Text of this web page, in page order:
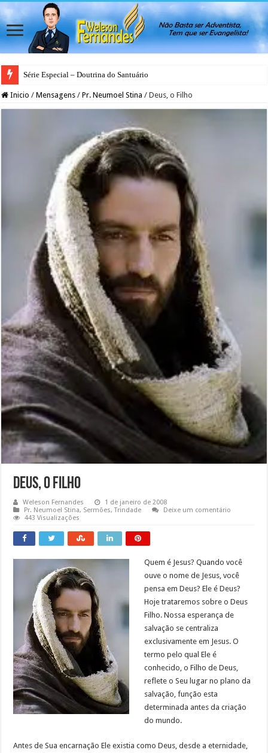
Série Especial – Doutrina do Santuário
Inicio / Mensagens / Pr. Neumoel Stina / Deus, o Filho
Deus, o Filho
Weleson Fernandes
1 de janeiro de 2008
Pr. Neumoel Stina, Sermões,Trindade
Deixe um comentário
443 Visualizações
Quem é Jesus? Quando você
ouve o nome de Jesus, você
pensa em Deus? Ele é Deus?
Hoje trataremos sobre o Deus
Filho. Nossa esperança de
salvação se centraliza
exclusivamente em Jesus. O
termo pelo qual Ele é
conhecido, o Filho de Deus,
reflete o Seu lugar no plano da
salvação, função esta
determinada antes da criação
do mundo.
Antes de Sua encarnação Ele existia como Deus, desde a eternidade,